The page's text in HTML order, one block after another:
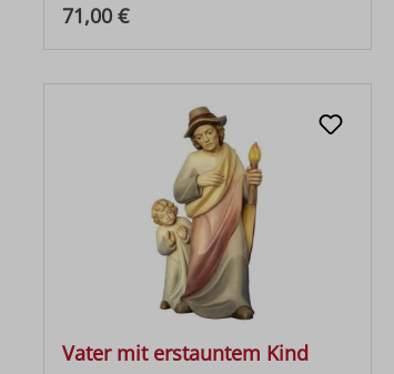
Regulärer Preis:
71,00 €
Vater mit erstauntem Kind